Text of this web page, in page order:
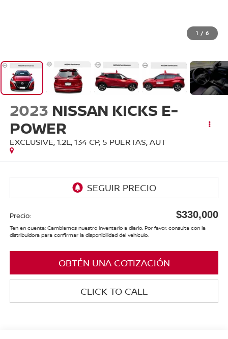
1 / 6
2023 NISSAN KICKS E-
POWER
EXCLUSIVE, 1.2L, 134 CP, 5 PUERTAS, AUT
Precio: $330,000
Ten en cuenta: Cambiamos nuestro inventario a diario. Por favor, consulta con la
distribuidora para confirmar la disponibilidad del vehículo.
OBTÉN UNA COTIZACIÓN
CLICK TO CALL